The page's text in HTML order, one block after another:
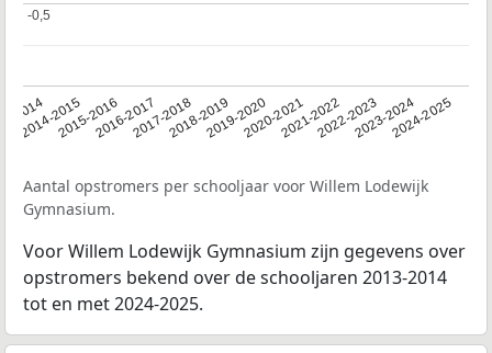
2014
2014-20152015-20162016-20172017-20182018-20192019-20202020-20212021-20222022-20232023-20242024-2025
-0,5
-0,5
Aantal opstromers per schooljaar voor Willem Lodewijk
Gymnasium.
Voor Willem Lodewijk Gymnasium zijn gegevens over
opstromers bekend over de schooljaren 2013-2014
tot en met 2024-2025.